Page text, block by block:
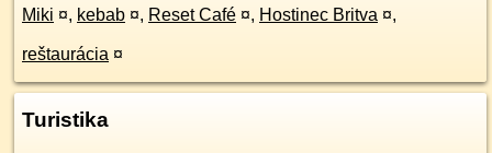
Miki ¤, kebab ¤, Reset Café ¤, Hostinec Britva ¤,
reštaurácia ¤
Turistika